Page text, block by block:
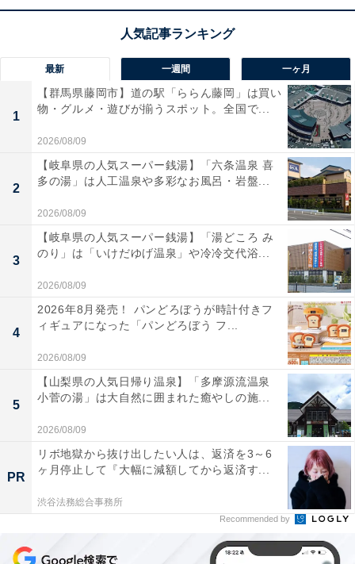
この商品のおすすめポイントは？
コムテックの「ZDR038」は、11.88インチの大画面デジ
タルインナーミラー
を搭載した前後2カメラドライブレ
コーダーです。同乗者や荷物で視界が遮られることな
クリアな後方視界を常時確保 できるのが魅力。前後
200万画素のフルHD画質に加え、後続車両の接近をお知
らせする安全支援機能
も備えており、毎日の運転がより
安心で快適になりますね。
「ZDR038」の口コミは？
コムテックのミラー型ドライブレコーダー「ZDR038」
荷物を満載にしても後方がハッキリ見えるのでバッ
画質が夜間でも非常に鮮明で後ろの車のナンバーま
でバッチリ確認できます
最新 一週間 一ヶ月
1
【群馬県藤岡市】道の駅「ららん藤岡」は買い
物・グルメ・遊びが揃うスポット。全国で...
2026/08/09
2
【岐阜県の人気スーパー銭湯】「六条温泉 喜
多の湯」は人工温泉や多彩なお風呂・岩盤...
2026/08/09
3
【岐阜県の人気スーパー銭湯】「湯どころ み
のり」は「いけだゆげ温泉」や冷冷交代浴...
2026/08/09
4
2026年8月発売！ パンどろぼうが時計付きフ
ィギュアになった「パンどろぼう フ...
2026/08/09
5
【山梨県の人気日帰り温泉】「多摩源流温泉
小菅の湯」は大自然に囲まれた癒やしの施...
2026/08/09
PR
リボ地獄から抜け出したい人は、返済を3～6
ヶ月停止して『大幅に減額してから返済す...
渋谷法務総合事務所
Recommended by